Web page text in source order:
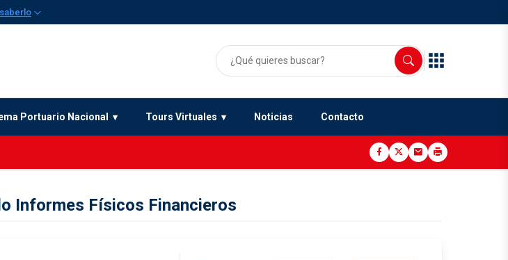
Portuario Nacional Tours Virtuales Noticias Contacto
Informes Físicos Financieros